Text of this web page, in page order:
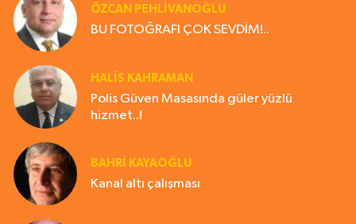
ÖZCAN PEHLİVANOĞLU
BU FOTOĞRAFI ÇOK SEVDİM!..
HALIS KAHRAMAN
Polis Güven Masasında güler yüzlü
hizmet..!
BAHRI KAYAOĞLU
Kanal altı çalışması